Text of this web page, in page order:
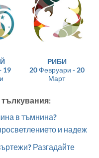
19
РИБИ
20 Февруари - 20
Март
в тъмнина?
и надеж
Разгадайте